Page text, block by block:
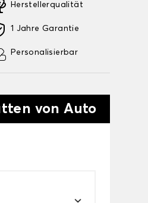
Herstellerqualität
1 Jahre Garantie
Personalisierbar
von Auto